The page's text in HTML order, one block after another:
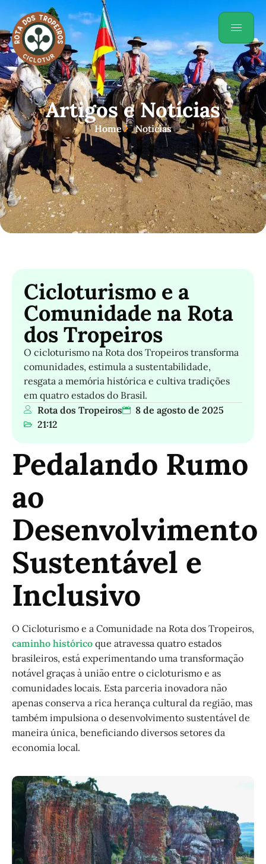
Artigos e Notícias
Home Noticias
Cicloturismo e a
Comunidade na Rota
dos Tropeiros
O cicloturismo na Rota dos Tropeiros transforma
comunidades, estimula a sustentabilidade,
resgata a memória histórica e cultiva tradições
em quatro estados do Brasil.
Rota dos Tropeiros
8 de agosto de 2025
21:12
Pedalando Rumo
ao
Desenvolvimento
Sustentável e
Inclusivo
O Cicloturismo e a Comunidade na Rota dos Tropeiros,
caminho histórico que atravessa quatro estados
brasileiros, está experimentando uma transformação
notável graças à união entre o cicloturismo e as
comunidades locais. Esta parceria inovadora não
apenas conserva a rica herança cultural da região, mas
também impulsiona o desenvolvimento sustentável de
maneira única, beneficiando diversos setores da
economia local.